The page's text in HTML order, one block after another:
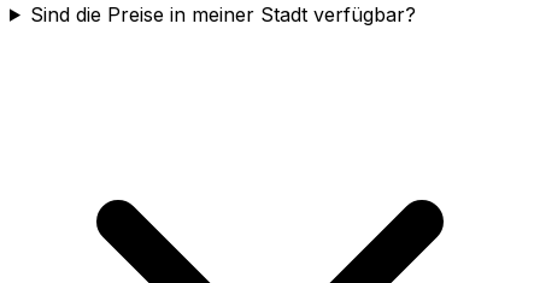
Sind die Preise in meiner Stadt verfügbar?